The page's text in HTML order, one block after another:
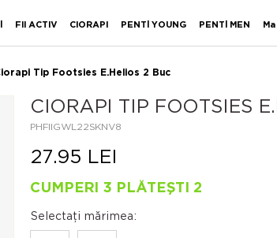
FII ACTIV CIORAPI PENTİ YOUNG PENTİ MEN
Tip Footsies E.Helios 2 Buc
CIORAPI TIP FOOTSIES
PHFIIGWL22SKNV8
27.95 LEI
CUMPERI 3 PLĂTEȘTI 2
Selectați mărimea: